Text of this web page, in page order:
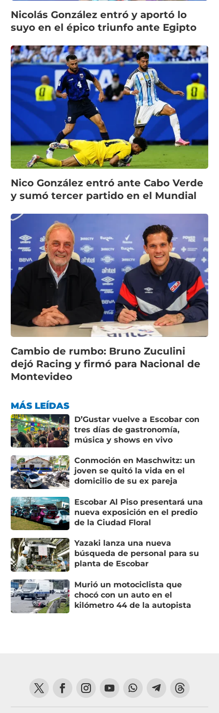
Nicolás González entró y aportó lo
suyo en el épico triunfo ante Egipto
Nico González entró ante Cabo Verde
y sumó tercer partido en el Mundial
Cambio de rumbo: Bruno Zuculini
dejó Racing y firmó para Nacional de
Montevideo
MÁS LEÍDAS
D’Gustar vuelve a Escobar con
tres días de gastronomía,
música y shows en vivo
Conmoción en Maschwitz: un
joven se quitó la vida en el
domicilio de su ex pareja
Escobar Al Piso presentará una
nueva exposición en el predio
de la Ciudad Floral
Yazaki lanza una nueva
búsqueda de personal para su
planta de Escobar
Murió un motociclista que
chocó con un auto en el
kilómetro 44 de la autopista